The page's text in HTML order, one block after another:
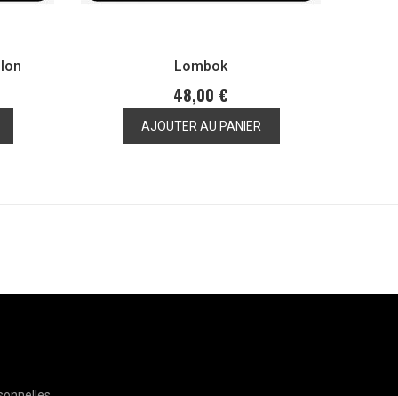
Lombok
48,00 €
AJOUTER AU PANIER